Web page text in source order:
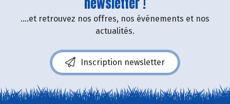
newsletter !
....et retrouvez nos offres, nos événements et nos
actualités.
Inscription newsletter